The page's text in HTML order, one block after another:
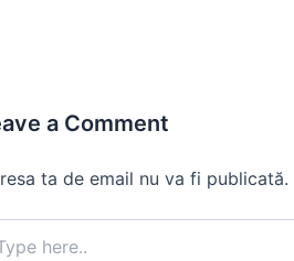
a Comment
ta de email nu va fi publicată.